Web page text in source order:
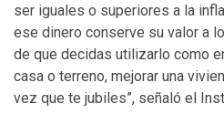
ser iguales o superiores a la
ese dinero conserve su valor a
de que decidas utilizarlo como
casa o terreno, mejorar una
vez que te jubiles”, señaló el